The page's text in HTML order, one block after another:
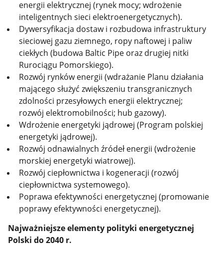
energii elektrycznej (rynek mocy; wdrożenie
inteligentnych sieci elektroenergetycznych).
Dywersyfikacja dostaw i rozbudowa infrastruktury
sieciowej gazu ziemnego, ropy naftowej i paliw
ciekłych (budowa Baltic Pipe oraz drugiej nitki
Rurociągu Pomorskiego).
Rozwój rynków energii (wdrażanie Planu działania
mającego służyć zwiększeniu transgranicznych
zdolności przesyłowych energii elektrycznej;
rozwój elektromobilności; hub gazowy).
Wdrożenie energetyki jądrowej (Program polskiej
energetyki jądrowej).
Rozwój odnawialnych źródeł energii (wdrożenie
morskiej energetyki wiatrowej).
Rozwój ciepłownictwa i kogeneracji (rozwój
ciepłownictwa systemowego).
Poprawa efektywności energetycznej (promowanie
poprawy efektywności energetycznej).
Najważniejsze elementy polityki energetycznej
Polski do 2040 r.